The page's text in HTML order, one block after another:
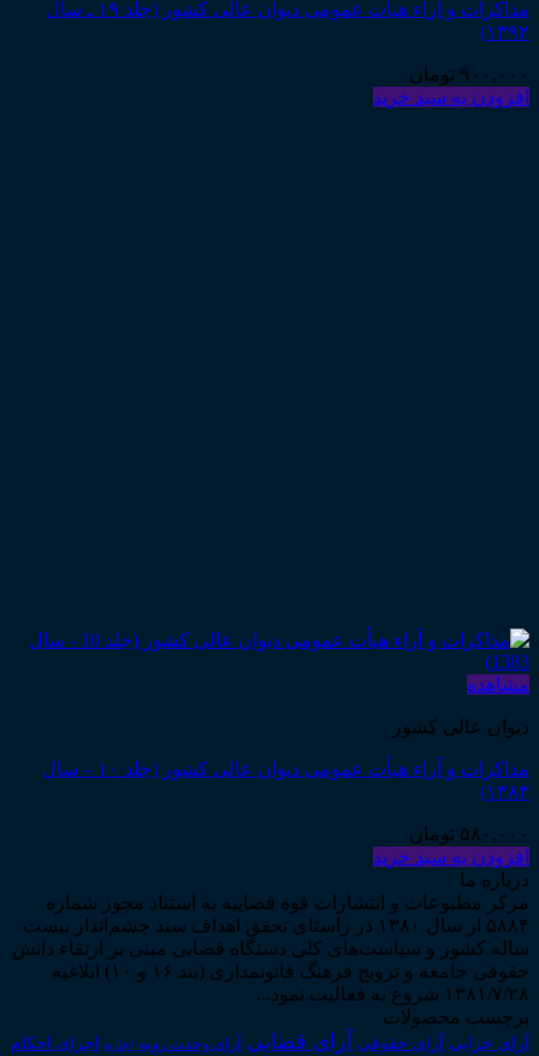
مذاکرات و آراء هیأت عمومی دیوان عالی کشور (جلد ۱۹ ـ سال
۱۳۹۲)
۹۰۰,۰۰۰ تومان
افزودن به سبد خرید
مشاهده
دیوان عالی کشور
مذاکرات و آراء هیأت عمومی دیوان عالی کشور (جلد ۱۰ – سال
۱۳۸۳)
۵۸۰,۰۰۰ تومان
افزودن به سبد خرید
درباره ما
مرکز مطبوعات و انتشارات قوه قضاییه به استناد مجوز شماره
۵۸۸۴ از سال ۱۳۸۰ در راستای تحقق اهداف سند چشم‌انداز بیست
ساله کشور و سیاست‌های کلی دستگاه قضایی مبنی بر ارتقاء دانش
حقوقی جامعه و ترویج فرهنگ قانونمداری (بند ۱۶ و ۱۰) ابلاغیه
۱۳۸۱/۷/۲۸ شروع به فعالیت نمود...
برچسب محصولات
آرای جزایی آرای حقوقی آرای قضایی آرای وحدت رویه اجاره اجرای احکام